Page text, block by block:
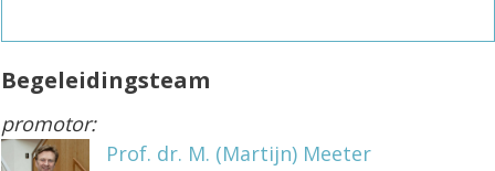
Begeleidingsteam
promotor:
Prof. dr. M. (Martijn) Meeter